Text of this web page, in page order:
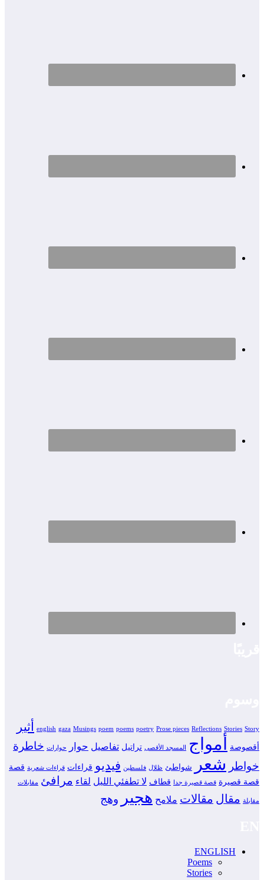
english gaza Musings poem poems poetry Prose pieces Reflections Stories Story أثير
أقصوصة أمواج المسجد الأقصى تراتيل تفاصيل حوار حوارات خاطرة
خواطر شعر شواطئ ظلال فلسطين فيديو قراءات قراءات شعرية قصة
قصة قصيرة قصة قصيرة جدا قطاف لا تطفئي الليل لقاء مرافئ مقابلات
مقابلة مقال مقالات ملامح هجير وهج
ENGLISH
Poems
Stories